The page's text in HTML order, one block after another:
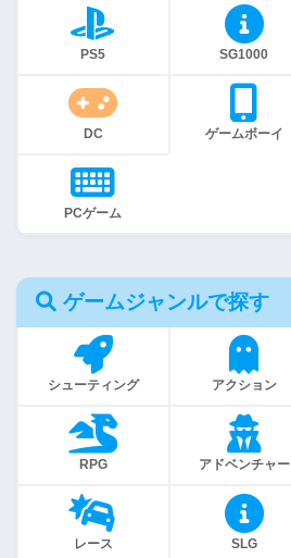
PS5 SG1000
DC ゲームボーイ
PCゲーム
ゲームジャンルで探す
シューティング アクション
RPG アドベンチャー
レース SLG